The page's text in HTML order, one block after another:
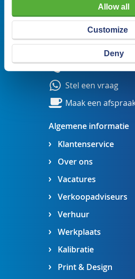
Allow all
Customize
Deny
Algemene informatie
Klantenservice
Over ons
Vacatures
Verkoopadviseurs
Verhuur
Werkplaats
Kalibratie
Print & Design
Bezoekadres
Veldsteen 25,
Stel een vraag
Maak een